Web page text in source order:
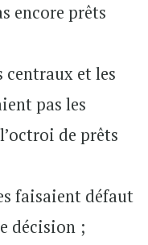
encore prêts
centraux et les
pas les
de prêts
faisaient défaut
décision ;